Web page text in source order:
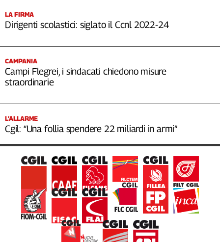
LA FIRMA
Dirigenti scolastici: siglato il Ccnl 2022-24
CAMPANIA
Campi Flegrei, i sindacati chiedono misure
straordinarie
L’ALLARME
Cgil: “Una follia spendere 22 miliardi in armi”